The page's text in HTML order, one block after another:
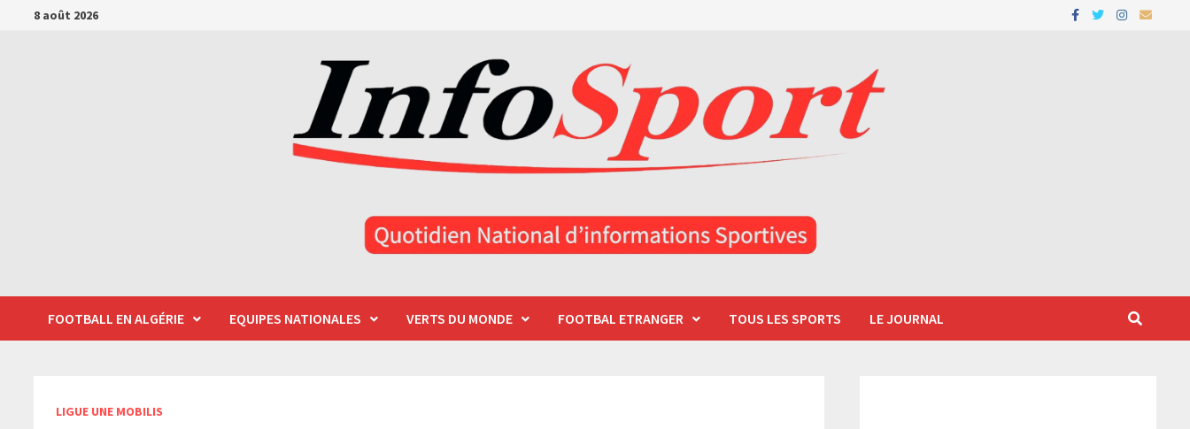
Passer8 août 2026
FOOTBALL EN ALGÉRIE EQUIPES NATIONALES VERTS DU MONDE FOOTBAL ETRANGER TOUS LES SPORTS LE JOURNAL
LIGUE UNE MOBILIS